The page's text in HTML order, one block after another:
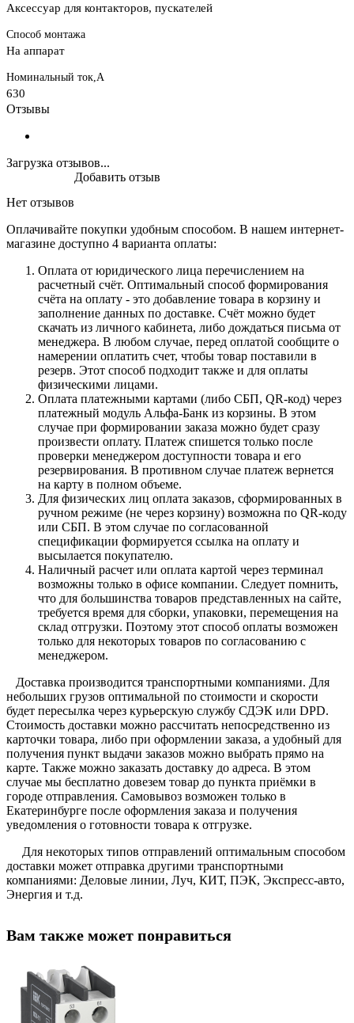
Аксессуар для контакторов, пускателей
Способ монтажа
На аппарат
Номинальный ток,А
630
Отзывы
Загрузка отзывов...
Нет отзывов
Добавить отзыв
Оплачивайте покупки удобным способом. В нашем интернет-
магазине доступно 4 варианта оплаты:
Оплата от юридического лица перечислением на
расчетный счёт. Оптимальный способ формирования
счёта на оплату - это добавление товара в корзину и
заполнение данных по доставке. Счёт можно будет
скачать из личного кабинета, либо дождаться письма от
менеджера. В любом случае, перед оплатой сообщите о
намерении оплатить счет, чтобы товар поставили в
резерв. Этот способ подходит также и для оплаты
физическими лицами.
Оплата платежными картами (либо СБП, QR-код) через
платежный модуль Альфа-Банк из корзины. В этом
случае при формировании заказа можно будет сразу
произвести оплату. Платеж спишется только после
проверки менеджером доступности товара и его
резервирования. В противном случае платеж вернется
на карту в полном объеме.
Для физических лиц оплата заказов, сформированных в
ручном режиме (не через корзину) возможна по QR-коду
или СБП. В этом случае по согласованной
спецификации формируется ссылка на оплату и
высылается покупателю.
Наличный расчет или оплата картой через терминал
возможны только в офисе компании. Следует помнить,
что для большинства товаров представленных на сайте,
требуется время для сборки, упаковки, перемещения на
склад отгрузки. Поэтому этот способ оплаты возможен
только для некоторых товаров по согласованию с
менеджером.
Доставка производится транспортными компаниями. Для
небольших грузов оптимальной по стоимости и скорости
будет пересылка через курьерскую службу СДЭК или DPD.
Стоимость доставки можно рассчитать непосредственно из
карточки товара, либо при оформлении заказа, а удобный для
получения пункт выдачи заказов можно выбрать прямо на
карте. Также можно заказать доставку до адреса. В этом
случае мы бесплатно довезем товар до пункта приёмки в
городе отправления. Самовывоз возможен только в
Екатеринбурге после оформления заказа и получения
уведомления о готовности товара к отгрузке.
Для некоторых типов отправлений оптимальным способом
доставки может отправка другими транспортными
компаниями: Деловые линии, Луч, КИТ, ПЭК, Экспресс-авто,
Энергия и т.д.
Вам также может понравиться